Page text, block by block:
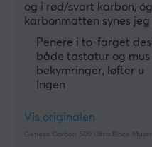
og i rød/svart karbon,
karbonmatten synes
Penere i to-farget
både tastatur og
bekymringer, løfter u
Ingen
Vis originalen
Genesis Carbon 500 Ultra Blaze